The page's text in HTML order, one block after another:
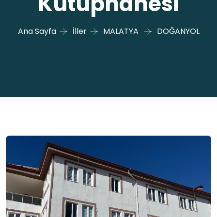
Ana Sayfa İller MALATYA DOĞANYOL